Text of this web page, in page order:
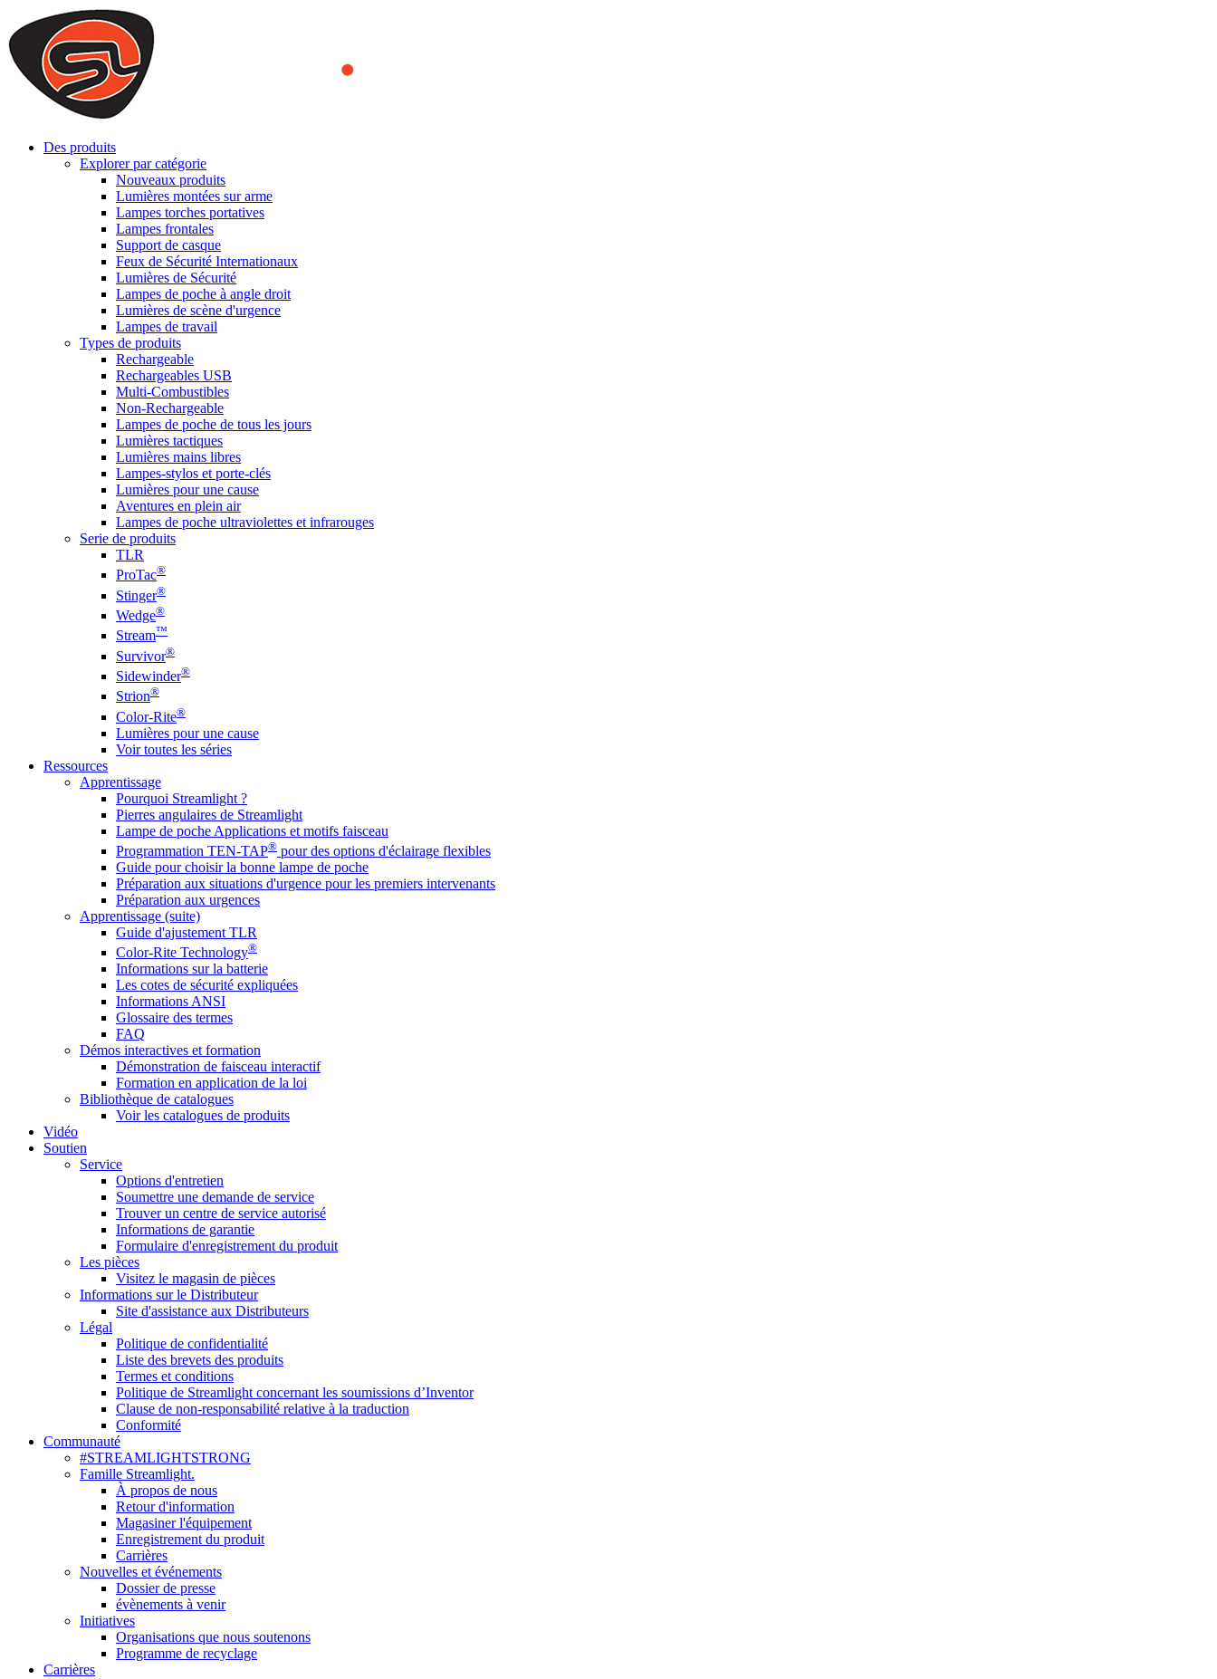
We use cookies to ensure that we provide you the best experience on our website. By continuing to browse this website, you accept that cookies are used to help us analyze how the website is used and to offer
you a better experience. To learn more or to find out how you can disable cookies, you can access our
ACCEPT AND CLOSE
Des produits
Explorer par catégorie
Nouveaux produits
Lumières montées sur arme
Lampes torches portatives
Lampes frontales
Support de casque
Feux de Sécurité Internationaux
Lumières de Sécurité
Lampes de poche à angle droit
Lumières de scène d'urgence
Lampes de travail
Types de produits
Rechargeable
Rechargeables USB
Multi-Combustibles
Non-Rechargeable
Lampes de poche de tous les jours
Lumières tactiques
Lumières mains libres
Lampes-stylos et porte-clés
Lumières pour une cause
Aventures en plein air
Lampes de poche ultraviolettes et infrarouges
Serie de produits
TLR
ProTac®
Stinger®
Wedge®
Stream™
Survivor®
Sidewinder®
Strion®
Color-Rite®
Lumières pour une cause
Voir toutes les séries
Ressources
Apprentissage
Pourquoi Streamlight ?
Pierres angulaires de Streamlight
Lampe de poche Applications et motifs faisceau
Programmation TEN-TAP® pour des options d'éclairage flexibles
Guide pour choisir la bonne lampe de poche
Préparation aux situations d'urgence pour les premiers intervenants
Préparation aux urgences
Apprentissage (suite)
Guide d'ajustement TLR
Color-Rite Technology®
Informations sur la batterie
Les cotes de sécurité expliquées
Informations ANSI
Glossaire des termes
FAQ
Démos interactives et formation
Démonstration de faisceau interactif
Formation en application de la loi
Bibliothèque de catalogues
Voir les catalogues de produits
Vidéo
Soutien
Service
Options d'entretien
Soumettre une demande de service
Trouver un centre de service autorisé
Informations de garantie
Formulaire d'enregistrement du produit
Les pièces
Visitez le magasin de pièces
Informations sur le Distributeur
Site d'assistance aux Distributeurs
Légal
Politique de confidentialité
Liste des brevets des produits
Termes et conditions
Politique de Streamlight concernant les soumissions d’Inventor
Clause de non-responsabilité relative à la traduction
Conformité
Communauté
#STREAMLIGHTSTRONG
Famille Streamlight.
À propos de nous
Retour d'information
Magasiner l'équipement
Enregistrement du produit
Carrières
Nouvelles et événements
Dossier de presse
évènements à venir
Initiatives
Organisations que nous soutenons
Programme de recyclage
Carrières